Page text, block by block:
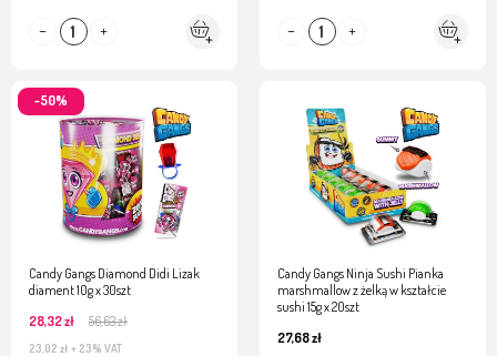
Candy Gangs Diamond Didi Lizak
diament 10g x 30szt
28,32 zł
56,63 zł
23,02 zł + 23% VAT
-50%
Candy Gangs Ninja Sushi Pianka
marshmallow z żelką w kształcie
sushi 15g x 20szt
27,68 zł